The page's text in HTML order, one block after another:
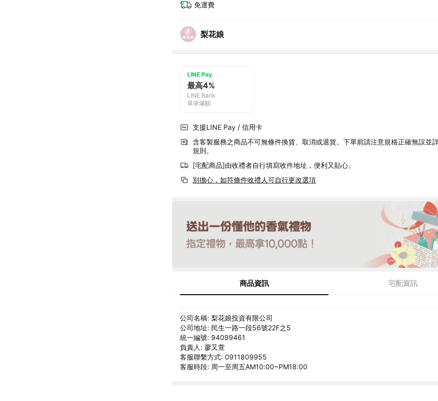
免運費
梨花娘
LINE Pay
最高4%
LINE Bank
單筆滿額
支援LINE Pay / 信用卡
含客製服務之商品不可無條件換貨、取消或退貨。下單前請注意規格正確無誤並
規則。
[宅配商品]由收禮者自行填寫收件地址，便利又貼心。
別擔心，如符條件收禮人可自行更改選項
商品資訊 宅配資訊
公司名稱: 梨花娘投資有限公司
公司地址: 民生一路一段56號22F之5
統一編號: 94099461
負責人: 廖又萱
客服聯繫方式: 0911809955
客服時段: 周一至周五AM10:00~PM18:00